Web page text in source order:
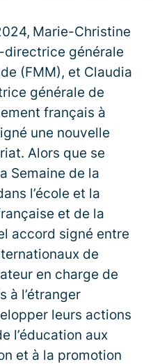
Marie-Christine
directrice générale
(FMM), et Claudia
générale de
français à
une nouvelle
Alors que se
Semaine de la
l’école et la
et de la
accord signé entre
de
en charge de
à l’étranger
leurs actions
l’éducation aux
et à la promotion